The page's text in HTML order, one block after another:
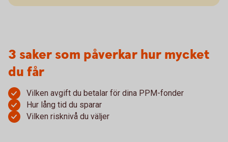
3 saker som påverkar hur mycket
du får
Vilken avgift du betalar för dina PPM-fonder
Hur lång tid du sparar
Vilken risknivå du väljer